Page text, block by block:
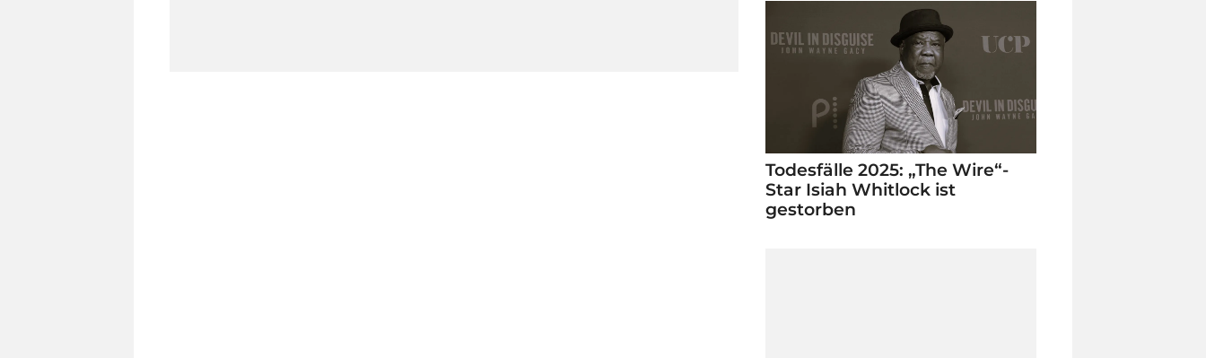
Todesfälle 2025: „The Wire“-
Star Isiah Whitlock ist
gestorben